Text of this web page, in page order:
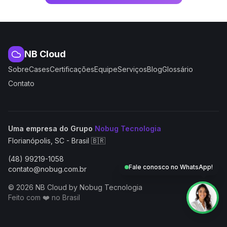
NB Cloud
SobreCasesCertificaçõesEquipeServiçosBlogGlossário
Contato
Uma empresa do Grupo Nobug Tecnologia
Florianópolis, SC - Brasil 🇧🇷
(48) 99219-1058
contato@nobug.com.br
© 2026 NB Cloud by Nobug Tecnologia
Feito com ❤️ no Brasil
NB Cloud by Nobug Tecnologia — Cloud computing,
Fale conosco no WhatsApp!